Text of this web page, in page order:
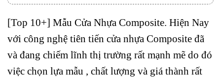
Ưu Đãi
Quý Khách Hàng Có Thể Đến Xem Mẫu Trực Tiếp Tại
HỖ TRỢ KHÁCH HÀNG
[Top 10+] Mẫu Cửa Nhựa Composite. Hiện Nay
với công nghệ tiên tiến cửa nhựa Composite đã
và đang chiếm lĩnh thị trường rất mạnh mẽ do đó
việc chọn lựa mẫu , chất lượng và giá thành rất